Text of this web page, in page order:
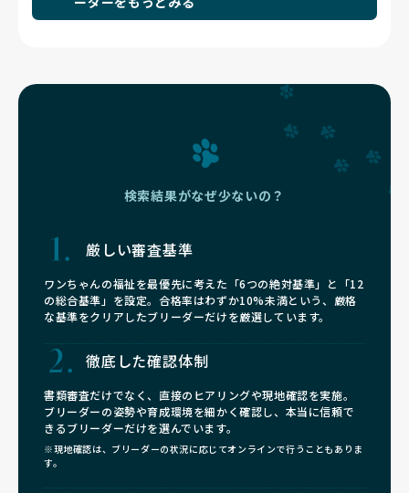
検索結果がなぜ少ないの？
厳しい審査基準
ワンちゃんの福祉を最優先に考えた「6つの絶対基準」と「12
の総合基準」を設定。合格率はわずか10%未満という、厳格
な基準をクリアしたブリーダーだけを厳選しています。
徹底した確認体制
書類審査だけでなく、直接のヒアリングや現地確認を実施。
ブリーダーの姿勢や育成環境を細かく確認し、本当に信頼で
きるブリーダーだけを選んでいます。
※現地確認は、ブリーダーの状況に応じてオンラインで行うこともありま
す。